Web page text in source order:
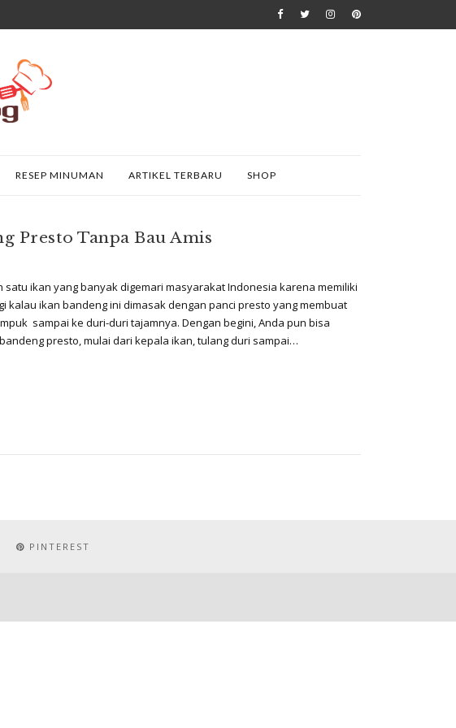
RESEP MINUMAN ARTIKEL TERBARU SHOP
Presto Tanpa Bau Amis
ikan yang banyak digemari masyarakat Indonesia karena memiliki
kalau ikan bandeng ini dimasak dengan panci presto yang membuat
sampai ke duri-duri tajamnya. Dengan begini, Anda pun bisa
presto, mulai dari kepala ikan, tulang duri sampai…
PINTEREST